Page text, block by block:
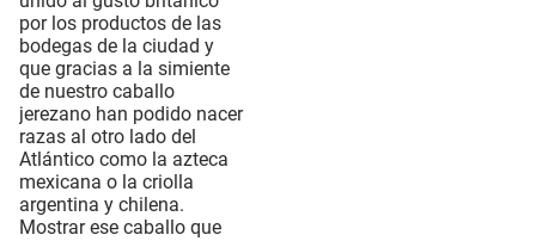
por los productos de las
bodegas de la ciudad y
que gracias a la simiente
de nuestro caballo
jerezano han podido nacer
razas al otro lado del
Atlántico como la azteca
mexicana o la criolla
argentina y chilena.
Mostrar ese caballo que